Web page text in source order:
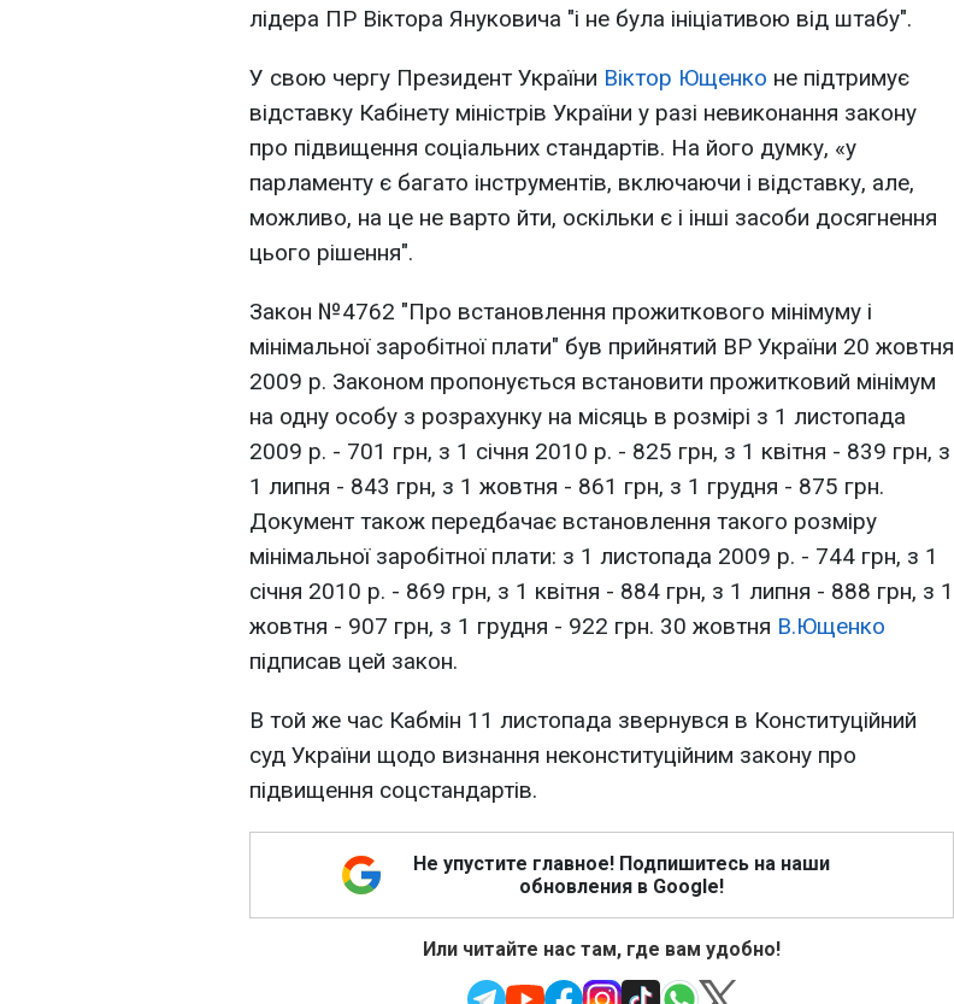
лідера ПР Віктора Януковича "і не була ініціативою від штабу".
У свою чергу Президент України Віктор Ющенко не підтримує
відставку Кабінету міністрів України у разі невиконання закону
про підвищення соціальних стандартів. На його думку, «у
парламенту є багато інструментів, включаючи і відставку, але,
можливо, на це не варто йти, оскільки є і інші засоби досягнення
цього рішення".
Закон №4762 "Про встановлення прожиткового мінімуму і
мінімальної заробітної плати" був прийнятий ВР України 20 жовтня
2009 р. Законом пропонується встановити прожитковий мінімум
на одну особу з розрахунку на місяць в розмірі з 1 листопада
2009 р. - 701 грн, з 1 січня 2010 р. - 825 грн, з 1 квітня - 839 грн, з
1 липня - 843 грн, з 1 жовтня - 861 грн, з 1 грудня - 875 грн.
Документ також передбачає встановлення такого розміру
мінімальної заробітної плати: з 1 листопада 2009 р. - 744 грн, з 1
січня 2010 р. - 869 грн, з 1 квітня - 884 грн, з 1 липня - 888 грн, з 1
жовтня - 907 грн, з 1 грудня - 922 грн. 30 жовтня В.Ющенко
підписав цей закон.
В той же час Кабмін 11 листопада звернувся в Конституційний
суд України щодо визнання неконституційним закону про
підвищення соцстандартів.
Не упустите главное! Подпишитесь на наши
обновления в Google!
Или читайте нас там, где вам удобно!